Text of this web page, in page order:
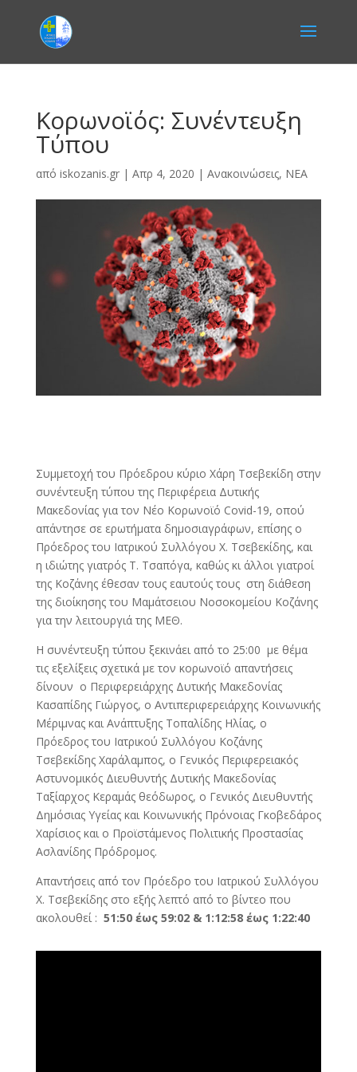
Κορωνοϊός: Συνέντευξη
Τύπου
από iskozanis.gr| Απρ 4, 2020 | Ανακοινώσεις, ΝΕΑ
Συμμετοχή του Πρόεδρου κύριο Χάρη Τσεβεκίδη στην
συνέντευξη τύπου της Περιφέρεια Δυτικής
Μακεδονίας για τον Νέο Κορωνοϊό Covid-19, οπού
απάντησε σε ερωτήματα δημοσιαγράφων, επίσης ο
Πρόεδρος του Ιατρικού Συλλόγου Χ. Τσεβεκίδης, και
η ιδιώτης γιατρός Τ. Τσαπόγα, καθώς κι άλλοι γιατροί
της Κοζάνης έθεσαν τους εαυτούς τους στη διάθεση
της διοίκησης του Μαμάτσειου Νοσοκομείου Κοζάνης
για την λειτουργιά της ΜΕΘ.
Η συνέντευξη τύπου ξεκινάει από το 25:00 με θέμα
τις εξελίξεις σχετικά με τον κορωνοϊό απαντήσεις
δίνουν ο Περιφερειάρχης Δυτικής Μακεδονίας
Κασαπίδης Γιώργος, ο Αντιπεριφερειάρχης Κοινωνικής
Μέριμνας και Ανάπτυξης Τοπαλίδης Ηλίας, ο
Πρόεδρος του Ιατρικού Συλλόγου Κοζάνης
Τσεβεκίδης Χαράλαμπος, ο Γενικός Περιφερειακός
Αστυνομικός Διευθυντής Δυτικής Μακεδονίας
Ταξίαρχος Κεραμάς θεόδωρος, ο Γενικός Διευθυντής
Δημόσιας Υγείας και Κοινωνικής Πρόνοιας Γκοβεδάρος
Χαρίσιος και ο Προϊστάμενος Πολιτικής Προστασίας
Ασλανίδης Πρόδρομος.
Απαντήσεις από τον Πρόεδρο του Ιατρικού Συλλόγου
Χ. Τσεβεκίδης στο εξής λεπτό από το βίντεο που
ακολουθεί : 51:50 έως 59:02 & 1:12:58 έως 1:22:40